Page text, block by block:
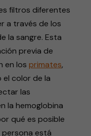
filtros diferentes
a través de los
la sangre. Esta
previa de
en los primates,
el color de la
las
la hemoglobina
qué es posible
está